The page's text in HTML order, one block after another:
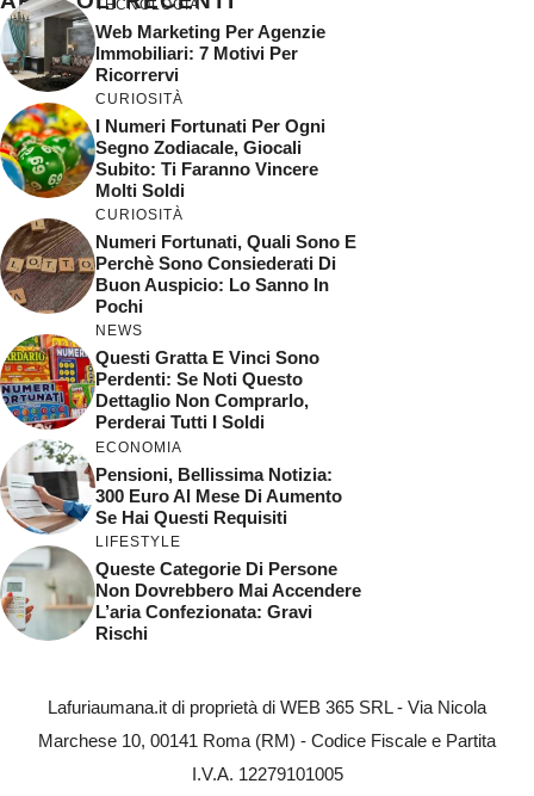
TECNOLOGIA
Web Marketing Per Agenzie
Immobiliari: 7 Motivi Per
Ricorrervi
CURIOSITÀ
I Numeri Fortunati Per Ogni
Segno Zodiacale, Giocali
Subito: Ti Faranno Vincere
Molti Soldi
CURIOSITÀ
Numeri Fortunati, Quali Sono E
Perchè Sono Consiederati Di
Buon Auspicio: Lo Sanno In
Pochi
NEWS
Questi Gratta E Vinci Sono
Perdenti: Se Noti Questo
Dettaglio Non Comprarlo,
Perderai Tutti I Soldi
ECONOMIA
Pensioni, Bellissima Notizia:
300 Euro Al Mese Di Aumento
Se Hai Questi Requisiti
LIFESTYLE
Queste Categorie Di Persone
Non Dovrebbero Mai Accendere
L’aria Confezionata: Gravi
Rischi
Lafuriaumana.it di proprietà di WEB 365 SRL - Via Nicola
Marchese 10, 00141 Roma (RM) - Codice Fiscale e Partita
I.V.A. 12279101005